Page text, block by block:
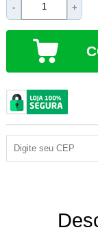
- +